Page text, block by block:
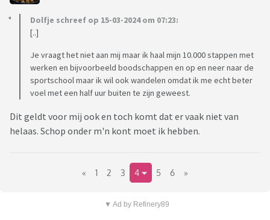
Dolfje schreef op 15-03-2024 om 07:23:
[..]
Je vraagt het niet aan mij maar ik haal mijn 10.000 stappen met
werken en bijvoorbeeld boodschappen en op en neer naar de
sportschool maar ik wil ook wandelen omdat ik me echt beter
voel met een half uur buiten te zijn geweest.
Dit geldt voor mij ook en toch komt dat er vaak niet van
helaas. Schop onder m'n kont moet ik hebben.
« 1 2 3 4 5 6 »
▼ Ad by Refinery89